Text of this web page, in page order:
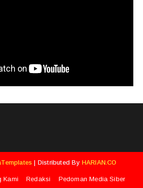
| Distributed By HARIAN.CO
Kami Redaksi Pedoman Media Siber